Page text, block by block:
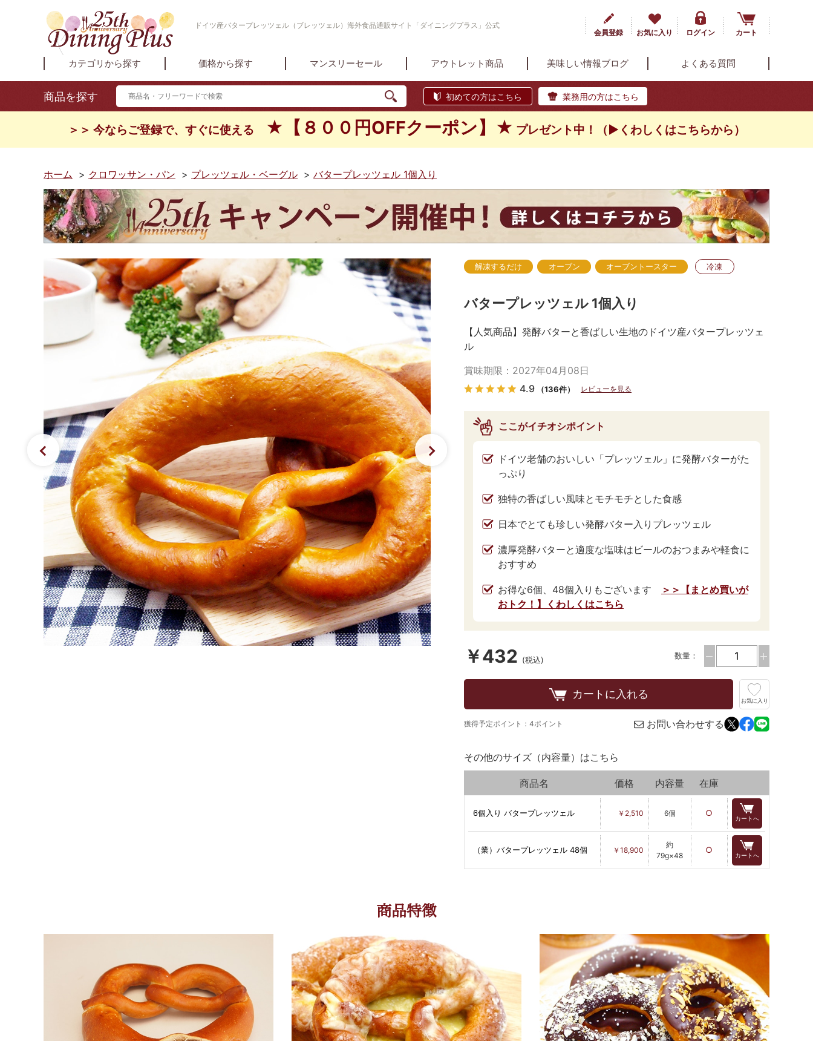
ドイツ産バタープレッツェル（ブレッツェル）海外食品通販サイト「ダイニングプラス」公式
会員登録
お気に入り ログイン カート
カテゴリから探す 価格から探す マンスリーセール アウトレット商品 美味しい情報ブログ よくある質問
商品を探す 初めての方はこちら 業務用の方はこちら
＞＞ 今ならご登録で、すぐに使える ★【８００円OFFクーポン】★ プレゼント中！（▶くわしくはこちらから）
ホーム > クロワッサン・パン > プレッツェル・ベーグル > バタープレッツェル 1個入り
解凍するだけ オーブン オーブントースター 冷凍
バタープレッツェル 1個入り
【人気商品】発酵バターと香ばしい生地のドイツ産バタープレッツェ
ル
賞味期限： 2027年04月08日
4.9
（136件） レビューを見る
ここがイチオシポイント
ドイツ老舗のおいしい「プレッツェル」に発酵バターがた
っぷり
独特の香ばしい風味とモチモチとした食感
日本でとても珍しい発酵バター入りプレッツェル
濃厚発酵バターと適度な塩味はビールのおつまみや軽食に
おすすめ
お得な6個、48個入りもございます
＞＞【まとめ買いが
おトク！】くわしくはこちら
￥432 (税込) 数量：
カートに入れる
お気に入り
獲得予定ポイント：4ポイント お問い合わせする
その他のサイズ（内容量）はこちら
商品名 価格 内容量 在庫
6個入り バタープレッツェル ￥2,510 6個 ○
カートへ
（業）バタープレッツェル 48個 ￥18,900
約
79g×48
○
カートへ
商品特徴